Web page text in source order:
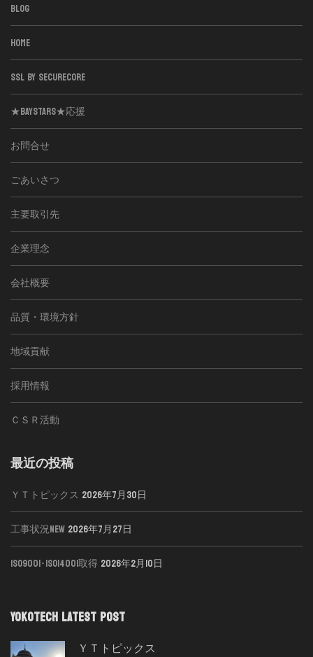
BLOG
HOME
SSL BY SECURECORE
★BAYSTARS★応援
お問合せ
ごあいさつ
主要取引先
企業理念
会社概要
品質・環境方針
地域貢献
採用情報
ＣＳＲ活動
最近の投稿
ＹＴトピックス 2026年7月30日
工事状況NEW 2026年7月27日
ISO9001･ISO14001取得 2026年2月10日
YOKOTECH LATEST POST
ＹＴトピックス